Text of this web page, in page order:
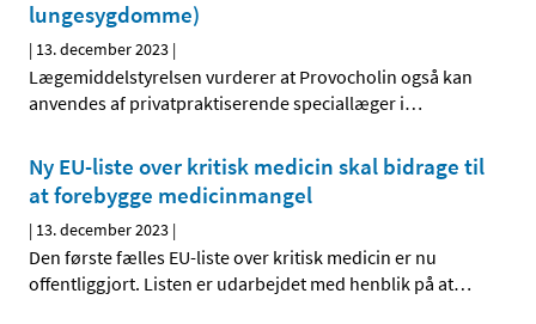
lungesygdomme)
| 13. december 2023 |
Lægemiddelstyrelsen vurderer at Provocholin også kan
anvendes af privatpraktiserende speciallæger i…
Ny EU-liste over kritisk medicin skal bidrage til
at forebygge medicinmangel
| 13. december 2023 |
Den første fælles EU-liste over kritisk medicin er nu
offentliggjort. Listen er udarbejdet med henblik på at…